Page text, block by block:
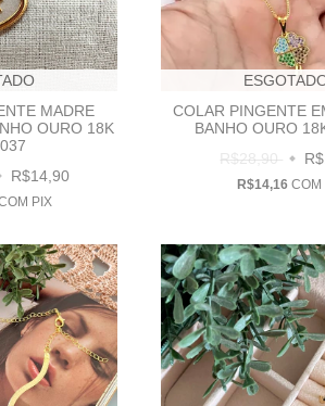
MADRE
OURO 18K
R$14,90
PIX
COLAR PINGENTE
BANHO OURO
R$28,90
R$14,16COM